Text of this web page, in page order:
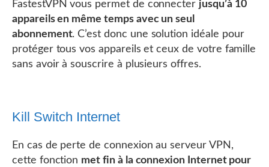
FastestVPN vous permet de connecter jusqu’à 10
appareils en même temps avec un seul
abonnement. C’est donc une solution idéale pour
protéger tous vos appareils et ceux de votre famille
sans avoir à souscrire à plusieurs offres.
Kill Switch Internet
En cas de perte de connexion au serveur VPN,
cette fonction met fin à la connexion Internet pour